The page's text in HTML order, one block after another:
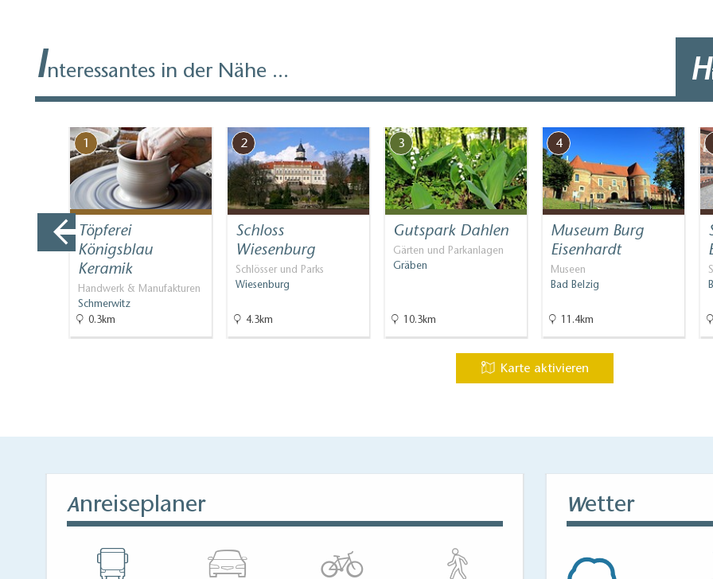
Interessantes in der Nähe ... H
1
Töpferei
Königsblau
Keramik
Handwerk & Manufakturen
Schmerwitz
0.3km
2
Schloss
Wiesenburg
Schlösser und Parks
Wiesenburg
4.3km
3
Gutspark Dahlen
Gärten und Parkanlagen
Gräben
10.3km
4
Museum Burg
Eisenhardt
Museen
Bad Belzig
11.4km
Karte aktivieren
Anreiseplaner Wetter